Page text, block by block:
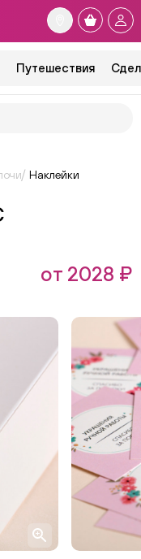
Путешествия
Наклейки
от 2028 ₽